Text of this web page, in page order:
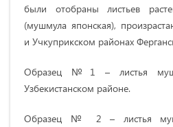
были отобраны листьев
(мушмула японская),
и Учкуприкском районах
Образец №1 – листья
Узбекистанском районе.
Образец № 2 – листья